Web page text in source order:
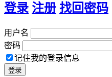
登录 注册 找回密码
用户名
密码
记住我的登录信息